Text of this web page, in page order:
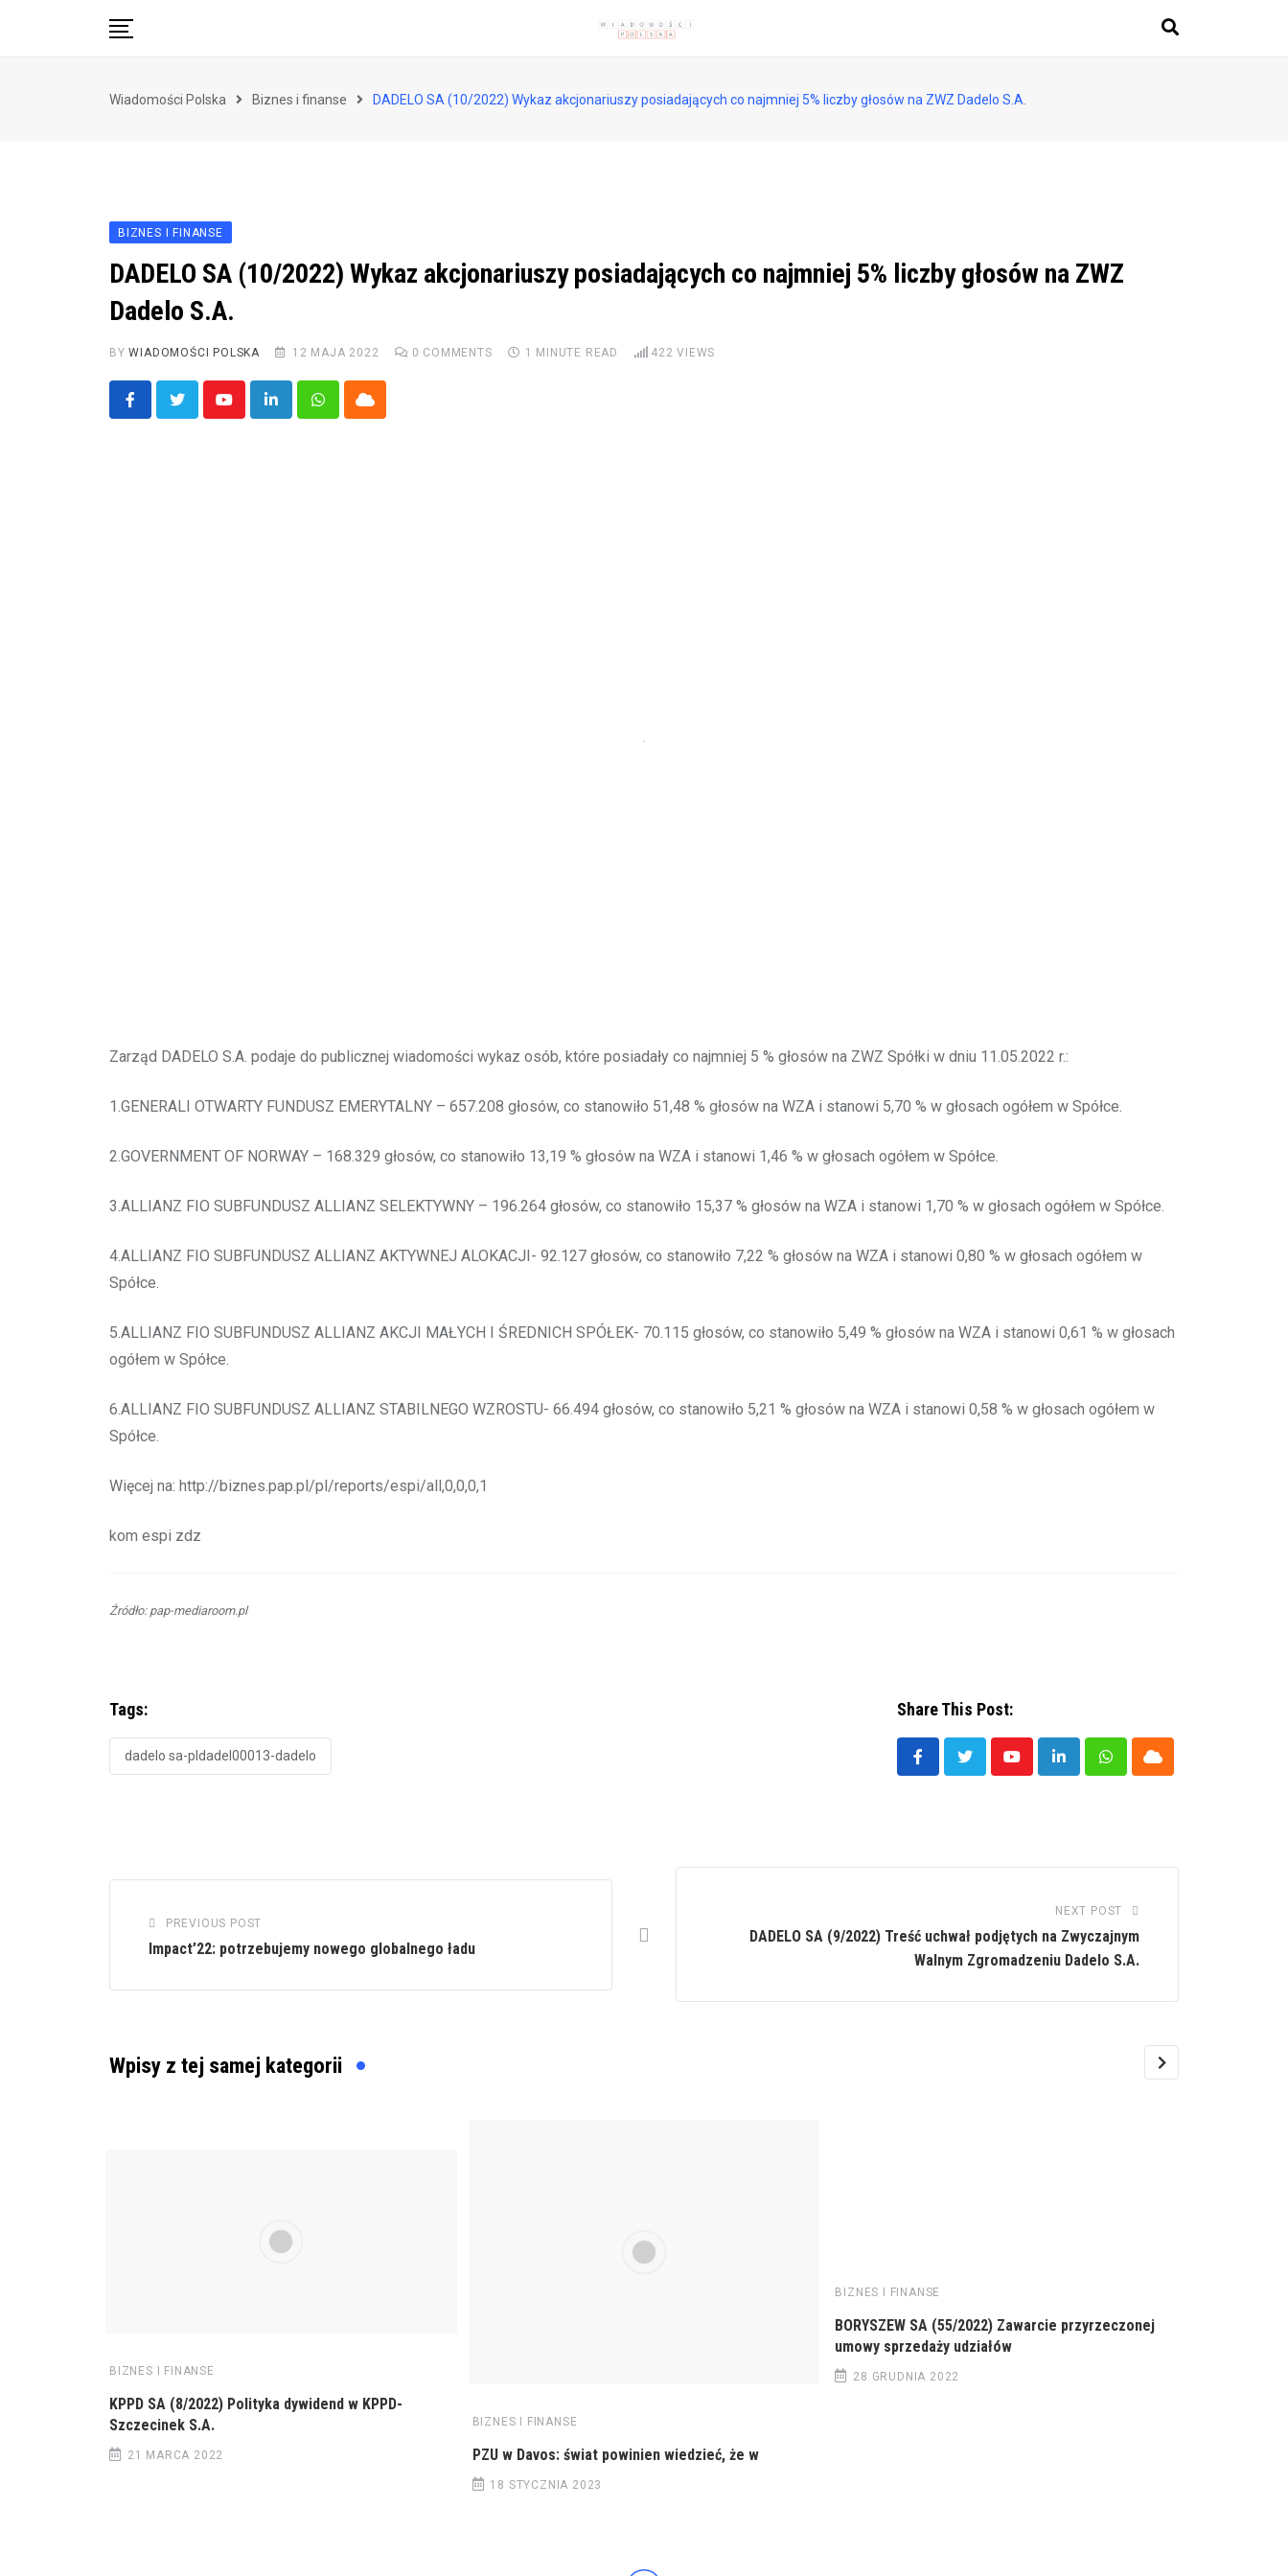
Zdrowie i styl życia
Wiadomości Polska Biznes i finanse DADELO SA (10/2022) Wykaz akcjonariuszy posiadających co najmniej 5% liczby głosów na ZWZ Dadelo S.A.
BIZNES I FINANSE
DADELO SA (10/2022) Wykaz akcjonariuszy posiadających co najmniej 5% liczby głosów na ZWZ
Dadelo S.A.
BYWIADOMOŚCI POLSKA 12 MAJA 2022 0 COMMENTS 1 MINUTE READ 422 VIEWS
YoutubeLinkedInWhatsappCloud
Zarząd DADELO S.A. podaje do publicznej wiadomości wykaz osób, które posiadały co najmniej 5 % głosów na ZWZ Spółki w dniu 11.05.2022 r.:
1.GENERALI OTWARTY FUNDUSZ EMERYTALNY – 657.208 głosów, co stanowiło 51,48 % głosów na WZA i stanowi 5,70 % w głosach ogółem w Spółce.
2.GOVERNMENT OF NORWAY – 168.329 głosów, co stanowiło 13,19 % głosów na WZA i stanowi 1,46 % w głosach ogółem w Spółce.
3.ALLIANZ FIO SUBFUNDUSZ ALLIANZ SELEKTYWNY – 196.264 głosów, co stanowiło 15,37 % głosów na WZA i stanowi 1,70 % w głosach ogółem w Spółce.
4.ALLIANZ FIO SUBFUNDUSZ ALLIANZ AKTYWNEJ ALOKACJI- 92.127 głosów, co stanowiło 7,22 % głosów na WZA i stanowi 0,80 % w głosach ogółem w
Spółce.
5.ALLIANZ FIO SUBFUNDUSZ ALLIANZ AKCJI MAŁYCH I ŚREDNICH SPÓŁEK- 70.115 głosów, co stanowiło 5,49 % głosów na WZA i stanowi 0,61 % w głosach
ogółem w Spółce.
6.ALLIANZ FIO SUBFUNDUSZ ALLIANZ STABILNEGO WZROSTU- 66.494 głosów, co stanowiło 5,21 % głosów na WZA i stanowi 0,58 % w głosach ogółem w
Spółce.
Więcej na: http://biznes.pap.pl/pl/reports/espi/all,0,0,0,1
kom espi zdz
Źródło: pap-mediaroom.pl
Tags:
dadelo sa-pldadel00013-dadelo
Share This Post:
YoutubeLinkedInWhatsappCloud
PREVIOUS POST
Impact’22: potrzebujemy nowego globalnego ładu
NEXT POST
DADELO SA (9/2022) Treść uchwał podjętych na Zwyczajnym
Walnym Zgromadzeniu Dadelo S.A.
Wpisy z tej samej kategorii
BIZNES I FINANSE
KPPD SA (8/2022) Polityka dywidend w KPPD-
Szczecinek S.A.
21 MARCA 2022
BIZNES I FINANSE
PZU w Davos: świat powinien wiedzieć, że w
18 STYCZNIA 2023
BIZNES I FINANSE
BORYSZEW SA (55/2022) Zawarcie przyrzeczonej
umowy sprzedaży udziałów
28 GRUDNIA 2022